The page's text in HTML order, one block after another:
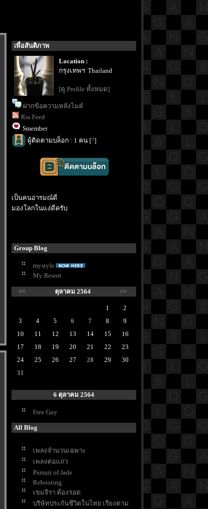
เพื่อสันติภาพ
Location :
กรุงเทพฯ Thailand
[ดู Profile ทั้งหมด]
ฝากข้อความหลังไมค์
Rss Feed
Smember
ผู้ติดตามบล็อก : 1 คน [?]
เป็นคนอารมณ์ดี
มองโลกในแง่ดีครับ
Group Blog
mystyle
My Resort
<< ตุลาคม 2564 >>
1
2
3
4 5 6 7 8
9
10
11 12 13 14 15
16
17
18 19 20 21 22
23
24
25 26 27 28 29
30
31
6 ตุลาคม 2564
Free Guy
All Blog
เพลงจำนวนเฉพาะ
เพลงต่อแถว
Pursuit of Jade
Rebooting
เขมจิรา ต้องรอด
บริษัทประกันชีวิตในไทย เรียงตาม